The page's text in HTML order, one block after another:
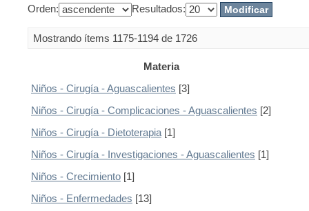
Orden: Resultados:
Mostrando ítems 1175-1194 de 1726
Materia
Niños - Cirugía - Aguascalientes [3]
Niños - Cirugía - Complicaciones - Aguascalientes [2]
Niños - Cirugía - Dietoterapia [1]
Niños - Cirugía - Investigaciones - Aguascalientes [1]
Niños - Crecimiento [1]
Niños - Enfermedades [13]